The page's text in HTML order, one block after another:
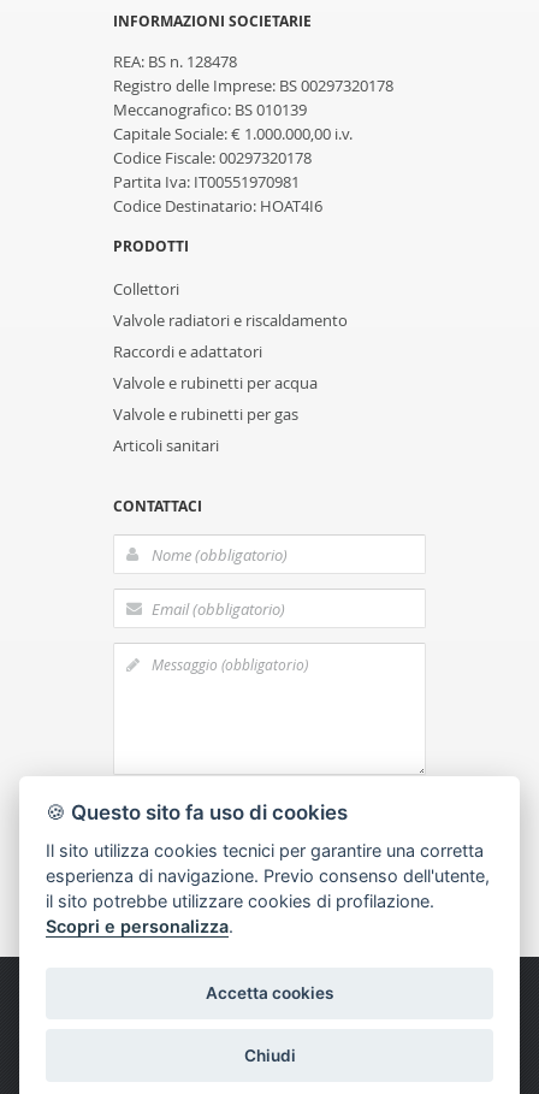
INFORMAZIONI SOCIETARIE
REA: BS n. 128478
Registro delle Imprese: BS 00297320178
Meccanografico: BS 010139
Capitale Sociale: € 1.000.000,00 i.v.
Codice Fiscale: 00297320178
Partita Iva: IT00551970981
Codice Destinatario: HOAT4I6
PRODOTTI
Collettori
Valvole radiatori e riscaldamento
Raccordi e adattatori
Valvole e rubinetti per acqua
Valvole e rubinetti per gas
Articoli sanitari
CONTATTACI
personali
Copyright © 2015 Bianchi F.lli -
- Credits
🍪 Questo sito fa uso di cookies
Il sito utilizza cookies tecnici per garantire una corretta
esperienza di navigazione. Previo consenso dell'utente,
il sito potrebbe utilizzare cookies di profilazione.
Scopri e personalizza.
Accetta cookies
Chiudi